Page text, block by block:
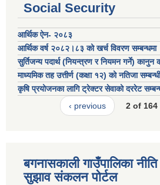
Social Security
आर्थिक ऐन- २०८३
आर्थिक वर्ष २०८२।८३ को खर्च विवरण सम्बन्धमा
सुर्तिजन्य पदार्थ (नियन्त्रण र नियमन गर्ने) कानुन
माध्यमिक तह उत्तीर्ण (कक्षा १२) को नतिजा
कृषि प्रयोजनका लागि ट्रेक्टर सेवाको दररेट
‹ previous
2 of 164
बगनासकाली गाउँपालिका
सुझाव संकलन पोर्टल